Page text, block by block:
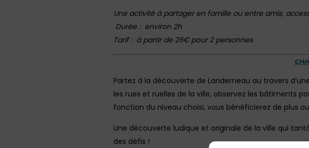
Une activité à partager en famille ou entre amis,
Durée : environ 2h
Tarif : à partir de 26€ pour 2 personnes
Partez à la découverte de Landerneau au travers
les rues et ruelles de la ville, observez les bâtiments
fonction du niveau choisi, vous bénéficierez de plus
Une découverte ludique et originale de la ville qui
des défis !